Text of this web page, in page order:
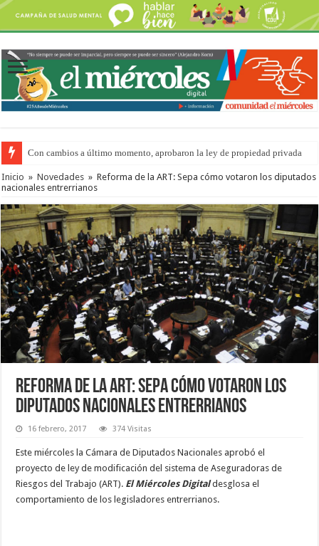
Con cambios a último momento, aprobaron la ley de propiedad privada
Adopción en Entre Ríos: el 35% de los 90 niños, niñas y adolescentes que
Inicio » Novedades » Reforma de la ART: Sepa cómo votaron los diputados
nacionales entrerrianos
Reforma de la ART: Sepa cómo votaron los
diputados nacionales entrerrianos
16 febrero, 2017 374 Visitas
Este miércoles la Cámara de Diputados Nacionales aprobó el
proyecto de ley de modificación del sistema de Aseguradoras de
Riesgos del Trabajo (ART). El Miércoles Digitaldesglosa el
comportamiento de los legisladores entrerrianos.